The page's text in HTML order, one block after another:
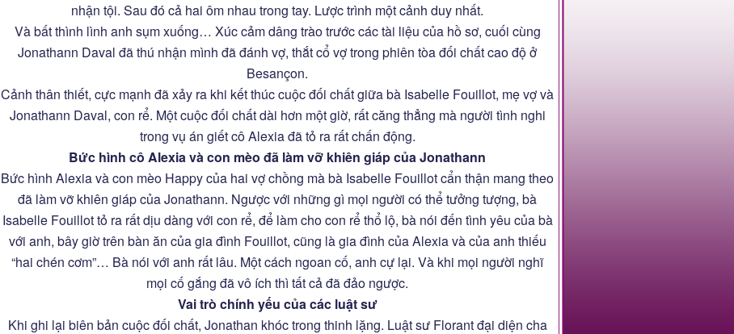
nhận tội. Sau đó cả hai ôm nhau trong tay. Lược trình một cảnh duy nhất.
Và bất thình lình anh sụm xuống… Xúc cảm dâng trào trước các tài liệu của hồ sơ, cuối cùng
Jonathann Daval đã thú nhận mình đã đánh vợ, thắt cổ vợ trong phiên tòa đối chất cao độ ở
Besançon.
Cảnh thân thiết, cực mạnh đã xảy ra khi kết thúc cuộc đối chất giữa bà Isabelle Fouillot, mẹ vợ và
Jonathann Daval, con rể. Một cuộc đối chất dài hơn một giờ, rất căng thẳng mà người tình nghi
trong vụ án giết cô Alexia đã tỏ ra rất chấn động.
Bức hình cô Alexia và con mèo đã làm vỡ khiên giáp của Jonathann
Bức hình Alexia và con mèo Happy của hai vợ chồng mà bà Isabelle Fouillot cẩn thận mang theo
đã làm vỡ khiên giáp của Jonathann. Ngược với những gì mọi người có thể tưởng tượng, bà
Isabelle Fouillot tỏ ra rất dịu dàng với con rể, để làm cho con rể thổ lộ, bà nói đến tình yêu của bà
với anh, bây giờ trên bàn ăn của gia đình Fouillot, cũng là gia đình của Alexia và của anh thiếu
“hai chén cơm”… Bà nói với anh rất lâu. Một cách ngoan cố, anh cự lại. Và khi mọi người nghĩ
mọi cố gắng đã vô ích thì tất cả đã đảo ngược.
Vai trò chính yếu của các luật sư
Khi ghi lại biên bản cuộc đối chất, Jonathan khóc trong thinh lặng. Luật sư Florant đại diện cha